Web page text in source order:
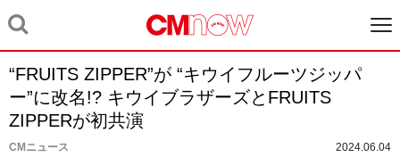
“FRUITS ZIPPER”が “キウイフルーツジッパ
ー”に改名!? キウイブラザーズとFRUITS
ZIPPERが初共演
CMニュース 2024.06.04